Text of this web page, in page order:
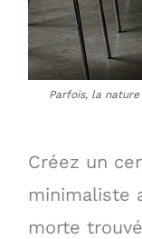
Parfois, la
Créez un
minimaliste
morte